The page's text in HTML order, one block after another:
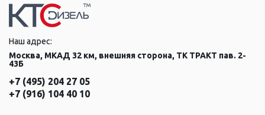
Наш адрес:
Москва, МКАД 32 км, внешняя сторона, ТК ТРАКТ пав. 2-
43Б
+7 (495) 204 27 05
+7 (916) 104 40 10